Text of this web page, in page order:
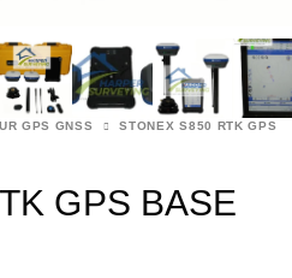
GPS GNSS
STONEX S850 RTK GPS
GPS BASE